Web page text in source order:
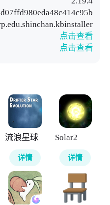
点击查看
点击查看
流浪星球
详情
Solar2
详情